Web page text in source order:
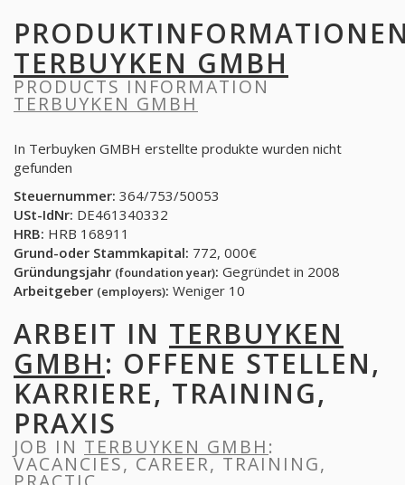
TERBUYKEN GMBH
PRODUCTS INFORMATION
TERBUYKEN GMBH
In Terbuyken GMBH erstellte produkte wurden nicht
gefunden
Steuernummer: 364/753/50053
USt-IdNr: DE461340332
HRB: HRB 168911
Grund-oder Stammkapital: 772, 000€
Gründungsjahr (foundation year): Gegründet in 2008
Arbeitgeber (employers): Weniger 10
ARBEIT IN TERBUYKEN
GMBH: OFFENE STELLEN,
KARRIERE, TRAINING,
PRAXIS
JOB IN TERBUYKEN GMBH:
VACANCIES, CAREER, TRAINING,